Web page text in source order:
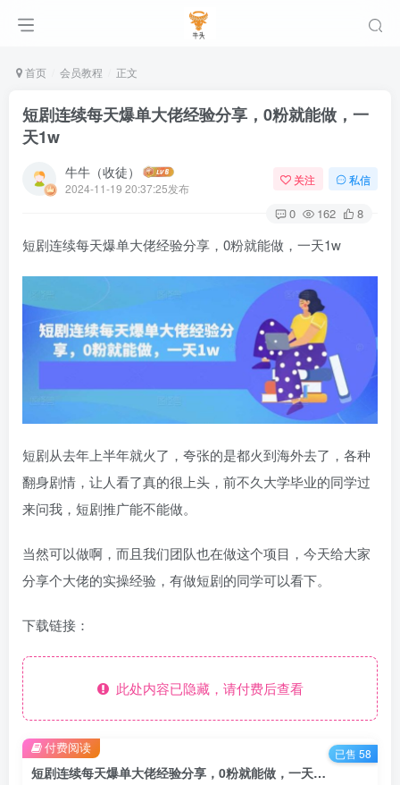
首页 会员教程 正文
短剧连续每天爆单大佬经验分享，0粉就能做，一
天1w
牛牛（收徒）
2024-11-19 20:37:25发布
关注 私信
0 162 8
短剧连续每天爆单大佬经验分享，0粉就能做，一天1w
短剧从去年上半年就火了，夸张的是都火到海外去了，各种
翻身剧情，让人看了真的很上头，前不久大学毕业的同学过
来问我，短剧推广能不能做。
当然可以做啊，而且我们团队也在做这个项目，今天给大家
分享个大佬的实操经验，有做短剧的同学可以看下。
下载链接：
此处内容已隐藏，请付费后查看
短剧连续每天爆单大佬经验分享，0粉就能做，一天1w
付费阅读 已售 58